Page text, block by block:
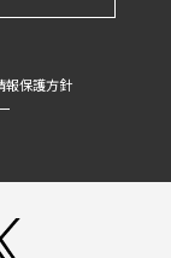
報保護方針